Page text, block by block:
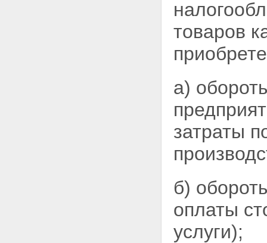
товаров
а)
затраты
б)
оплаты
услуги);